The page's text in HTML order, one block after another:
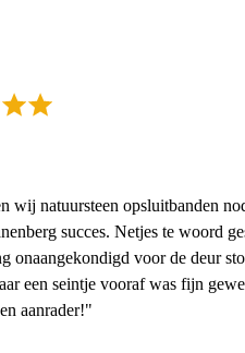
wij natuursteen opsluitbanden
succes. Netjes te woord
onaangekondigd voor de deur
een seintje vooraf was fijn
aanrader!"